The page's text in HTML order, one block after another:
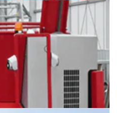
permet aux
électriques